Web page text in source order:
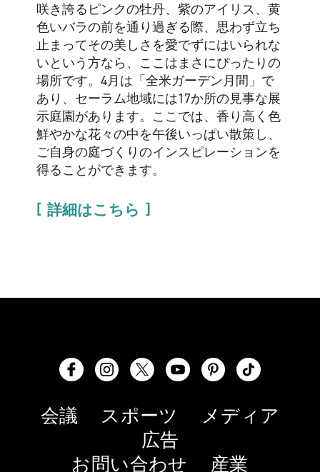
咲き誇るピンクの牡丹、紫のアイリス、黄
色いバラの前を通り過ぎる際、思わず立ち
止まってその美しさを愛でずにはいられな
いという方なら、ここはまさにぴったりの
場所です。4月は「全米ガーデン月間」で
あり、セーラム地域には17か所の見事な展
示庭園があります。ここでは、香り高く色
鮮やかな花々の中を午後いっぱい散策し、
ご自身の庭づくりのインスピレーションを
得ることができます。
詳細はこちら
会議 スポーツ
メディア
広告
お問い合わせ
産業